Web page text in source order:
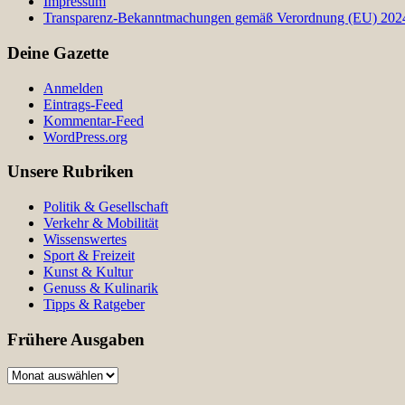
Transparenz-Bekanntmachungen gemäß Verordnung (EU)
Deine Gazette
Anmelden
Eintrags-Feed
Kommentar-Feed
WordPress.org
Unsere Rubriken
Politik & Gesellschaft
Verkehr & Mobilität
Wissenswertes
Sport & Freizeit
Kunst & Kultur
Genuss & Kulinarik
Tipps & Ratgeber
Frühere Ausgaben
Frühere